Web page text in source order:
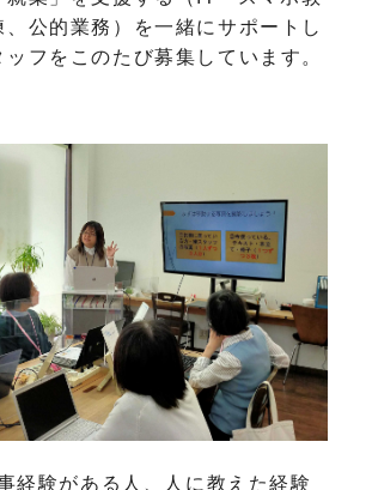
公的業務）を一緒にサポートし
フをこのたび募集しています。
経験がある人、人に教えた経験